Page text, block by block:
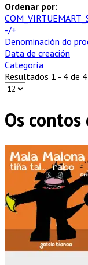
Ordenar por:
-/+
Denominación do
Data de creación
Categoría
Resultados 1 - 4 de 4
Os